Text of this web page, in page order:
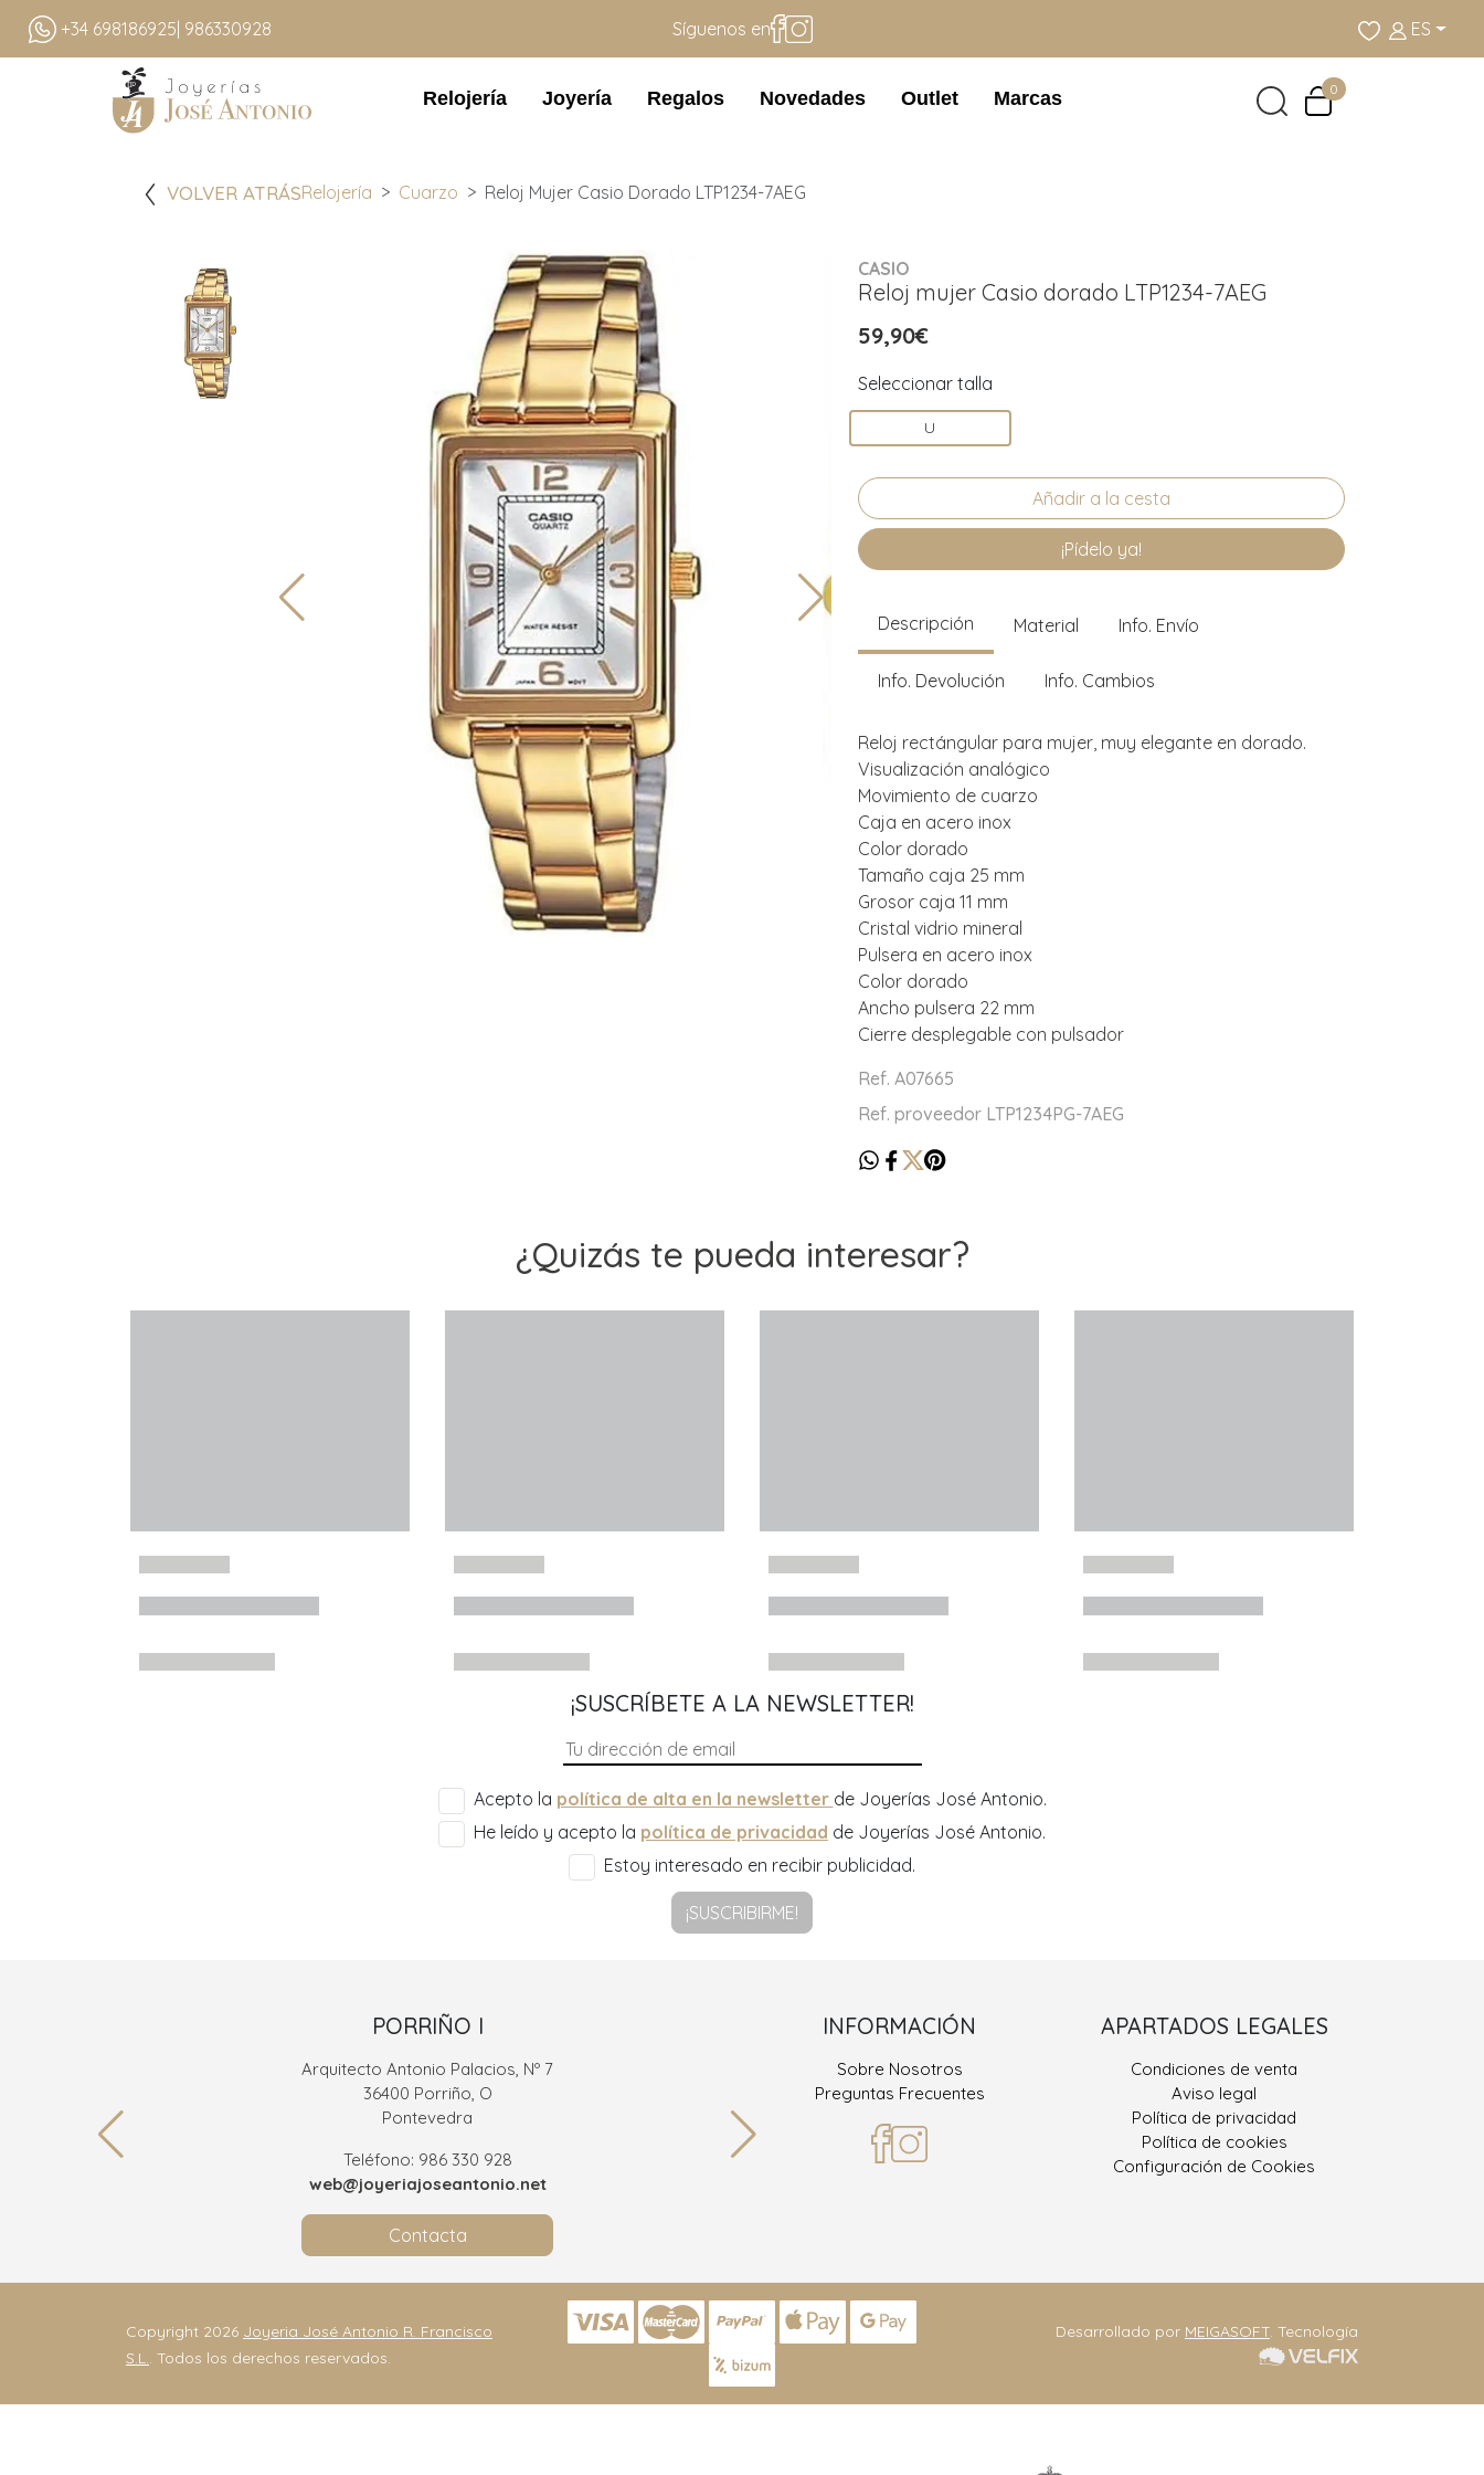
+34 698186925 | 986330928 Síguenos en ES
Relojería Joyería Regalos Novedades Outlet Marcas 0
VOLVER ATRÁSRelojería Cuarzo Reloj Mujer Casio Dorado LTP1234-7AEG
CASIO
Reloj mujer Casio dorado LTP1234-7AEG
59,90€
Seleccionar talla
U
¡Pídelo ya!
Descripción Material Info. Envío
Info. Devolución Info. Cambios
Reloj rectángular para mujer, muy elegante en dorado.
Visualización analógico
Movimiento de cuarzo
Caja en acero inox
Color dorado
Tamaño caja 25 mm
Grosor caja 11 mm
Cristal vidrio mineral
Pulsera en acero inox
Color dorado
Ancho pulsera 22 mm
Cierre desplegable con pulsador
Ref. A07665
Ref. proveedor LTP1234PG-7AEG
¿Quizás te pueda interesar?
¡SUSCRÍBETE A LA NEWSLETTER!
Acepto la política de alta en la newsletter de Joyerías José Antonio.
He leído y acepto la política de privacidad de Joyerías José Antonio.
Estoy interesado en recibir publicidad.
¡SUSCRIBIRME!
PORRIÑO I
Arquitecto Antonio Palacios, Nº 7
36400 Porriño, O
Pontevedra
Teléfono: 986 330 928
web@joyeriajoseantonio.net
Contacta
Ramón González, Nº 9
36400 Porriño, O
Teléfono: 986 330 928
INFORMACIÓN
Sobre Nosotros
Preguntas Frecuentes
APARTADOS LEGALES
Condiciones de venta
Aviso legal
Política de privacidad
Política de cookies
Configuración de Cookies
Copyright 2026 Joyeria José Antonio R. Francisco
S.L.. Todos los derechos reservados.
Desarrollado por MEIGASOFT. Tecnología